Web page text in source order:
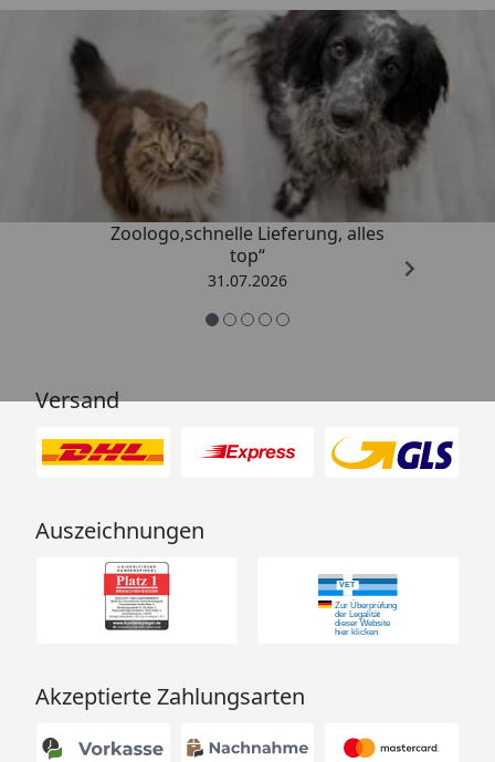
Trusted Shops
4,74/ 5
„Gute Erfahrung mit
Zoologo,schnelle Lieferung, alles
top“
31.07.2026
Versand
Auszeichnungen
Akzeptierte Zahlungsarten